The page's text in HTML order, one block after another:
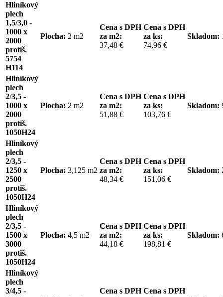
Hliníkový
plech
1,5/3,0 -
1000 x
2000
protiš.
5754
H114
Plocha: 2 m2
Cena s DPH
za m2:
37,48 €
Cena s DPH
za ks:
74,96 €
Skladom:
Hliníkový
plech
2/3,5 -
1000 x
2000
protiš.
1050H24
Plocha: 2 m2
Cena s DPH
za m2:
51,88 €
Cena s DPH
za ks:
103,76 €
Skladom:
Hliníkový
plech
2/3,5 -
1250 x
2500
protiš.
1050H24
Plocha: 3,125 m2
Cena s DPH
za m2:
48,34 €
Cena s DPH
za ks:
151,06 €
Skladom:
Hliníkový
plech
2/3,5 -
1500 x
3000
protiš.
1050H24
Plocha: 4,5 m2
Cena s DPH
za m2:
44,18 €
Cena s DPH
za ks:
198,81 €
Skladom:
Hliníkový
plech
3/4,5 -
Cena s DPH Cena s DPH